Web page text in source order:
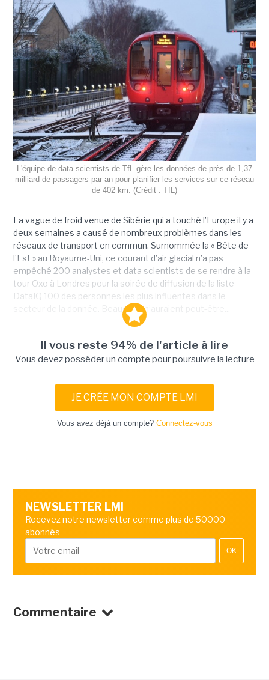
L'équipe de data scientists de TfL gère les données de près de 1,37
milliard de passagers par an pour planifier les services sur ce réseau
de 402 km. (Crédit : TfL)
La vague de froid venue de Sibérie qui a touché l’Europe il y a
deux semaines a causé de nombreux problèmes dans les
réseaux de transport en commun. Surnommée la « Bête de
l’Est » au Royaume-Uni, ce courant d’air glacial n’a pas
empêché 200 analystes et data scientists de se rendre à la
tour Oxo à Londres pour la soirée de diffusion de la liste
DataIQ 100 des personnes les plus influentes dans le
secteur de la donnée. Beaucoup n’auraient peut-être...
Il vous reste 94% de l'article à lire
Vous devez posséder un compte pour poursuivre la lecture
JE CRÉE MON COMPTE LMI
Vous avez déjà un compte? Connectez-vous
NEWSLETTER LMI
Recevez notre newsletter comme plus de 50000
abonnés
OK
Commentaire